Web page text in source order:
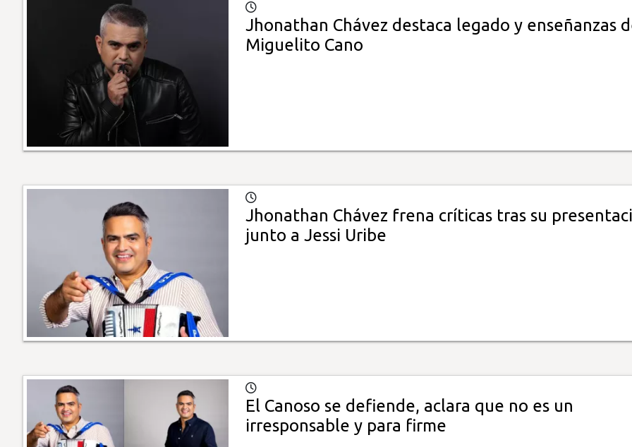
Jhonathan Chávez destaca legado y enseñanzas
Miguelito Cano
Jhonathan Chávez frena críticas tras su
junto a Jessi Uribe
El Canoso se defiende, aclara que no es un
irresponsable y para firme